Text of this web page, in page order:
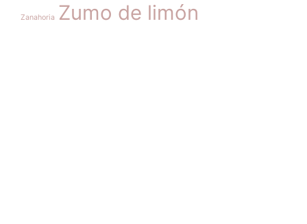
Zanahoria Zumo de limón